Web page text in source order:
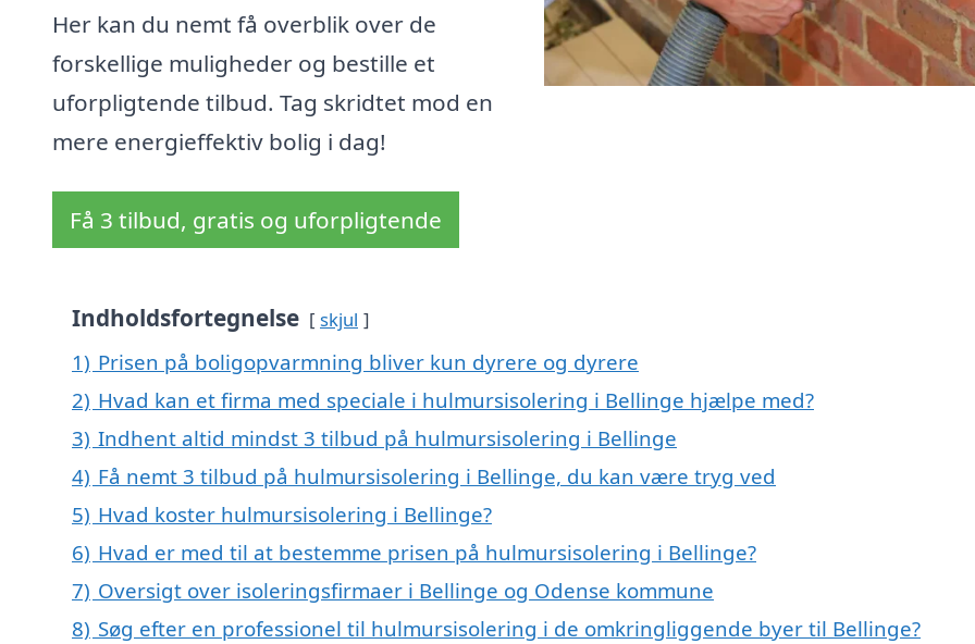
Her kan du nemt få overblik over de
forskellige muligheder og bestille et
uforpligtende tilbud. Tag skridtet mod en
mere energieffektiv bolig i dag!
Få 3 tilbud, gratis og uforpligtende
Indholdsfortegnelse skjul
1) Prisen på boligopvarmning bliver kun dyrere og dyrere
2) Hvad kan et firma med speciale i hulmursisolering i Bellinge hjælpe med?
3) Indhent altid mindst 3 tilbud på hulmursisolering i Bellinge
4) Få nemt 3 tilbud på hulmursisolering i Bellinge, du kan være tryg ved
5) Hvad koster hulmursisolering i Bellinge?
6) Hvad er med til at bestemme prisen på hulmursisolering i Bellinge?
7) Oversigt over isoleringsfirmaer i Bellinge og Odense kommune
8) Søg efter en professionel til hulmursisolering i de omkringliggende byer til Bellinge?